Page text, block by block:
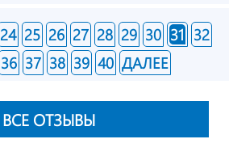
24 25 26 27 28 29 30 31 32
36 37 38 39 40 ДАЛЕЕ
ВСЕ ОТЗЫВЫ